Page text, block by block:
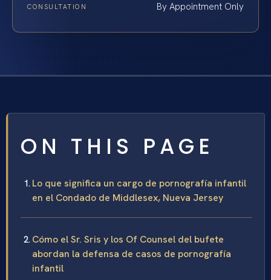
CONSULTATION By Appointment Only
ON THIS PAGE
Lo que significa un cargo de pornografía infantil
en el Condado de Middlesex, Nueva Jersey
Cómo el Sr. Sris y los Of Counsel del bufete
abordan la defensa de casos de pornografía
infantil